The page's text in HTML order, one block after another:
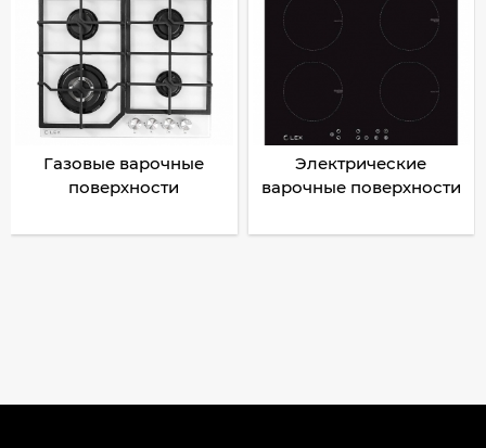
Газовые варочные
поверхности
Электрические
варочные поверхности